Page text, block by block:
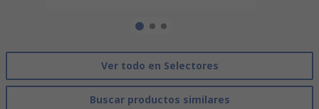
Ver todo en Selectores
Buscar productos similares